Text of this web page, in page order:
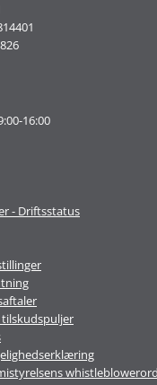
16:00
- Driftsstatus